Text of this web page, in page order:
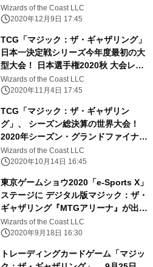
ップ 大会レポート
Wizards of the Coast LLC
2020年12月9日 17:45
TCG「マジック：ザ・ギャザリング」
日本一決定戦シリーズ今年度最初の大
型大会！ 日本選手権2020秋 大会レポ
ート
Wizards of the Coast LLC
2020年11月4日 17:45
TCG「マジック：ザ・ギャザリン
グ」、 シーズン総決算の世界大会！
2020年シーズン・グランドファイナル
大会レポート
Wizards of the Coast LLC
2020年10月14日 16:45
東京ゲームショウ2020「e-Sports X」
ステージに デジタル版マジック：ザ・
ギャザリング『MTGアリーナ』が出
展！ にじさんじ所属VTuber・プロ選
手の特別番組や大会決勝など配信
Wizards of the Coast LLC
2020年9月18日 16:30
トレーディングカードゲーム「マジッ